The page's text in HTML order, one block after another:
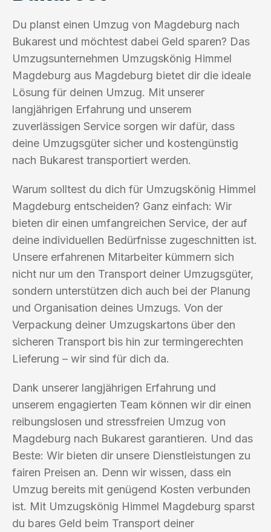
Du planst einen Umzug von Magdeburg nach
Bukarest und möchtest dabei Geld sparen? Das
Umzugsunternehmen Umzugskönig Himmel
Magdeburg aus Magdeburg bietet dir die ideale
Lösung für deinen Umzug. Mit unserer
langjährigen Erfahrung und unserem
zuverlässigen Service sorgen wir dafür, dass
deine Umzugsgüter sicher und kostengünstig
nach Bukarest transportiert werden.
Warum solltest du dich für Umzugskönig Himmel
Magdeburg entscheiden? Ganz einfach: Wir
bieten dir einen umfangreichen Service, der auf
deine individuellen Bedürfnisse zugeschnitten ist.
Unsere erfahrenen Mitarbeiter kümmern sich
nicht nur um den Transport deiner Umzugsgüter,
sondern unterstützen dich auch bei der Planung
und Organisation deines Umzugs. Von der
Verpackung deiner Umzugskartons über den
sicheren Transport bis hin zur termingerechten
Lieferung – wir sind für dich da.
Dank unserer langjährigen Erfahrung und
unserem engagierten Team können wir dir einen
reibungslosen und stressfreien Umzug von
Magdeburg nach Bukarest garantieren. Und das
Beste: Wir bieten dir unsere Dienstleistungen zu
fairen Preisen an. Denn wir wissen, dass ein
Umzug bereits mit genügend Kosten verbunden
ist. Mit Umzugskönig Himmel Magdeburg sparst
du bares Geld beim Transport deiner